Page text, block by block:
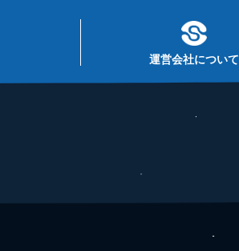
運営会社について